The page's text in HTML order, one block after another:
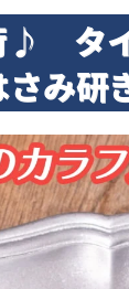
♪ タ
み研